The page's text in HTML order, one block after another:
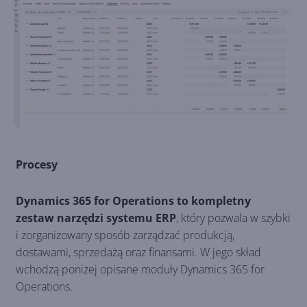
Procesy
Dynamics 365 for Operations to kompletny
zestaw narzędzi systemu ERP, który pozwala w szybki
i zorganizowany sposób zarządzać produkcją,
dostawami, sprzedażą oraz finansami. W jego skład
wchodzą poniżej opisane moduły Dynamics 365 for
Operations.